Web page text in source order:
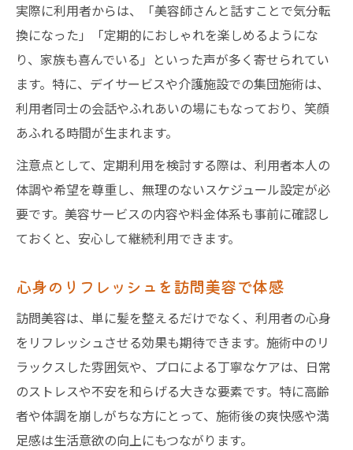
実際に利用者からは、「美容師さんと話すことで気分転
換になった」「定期的におしゃれを楽しめるようにな
り、家族も喜んでいる」といった声が多く寄せられてい
ます。特に、デイサービスや介護施設での集団施術は、
利用者同士の会話やふれあいの場にもなっており、笑顔
あふれる時間が生まれます。
注意点として、定期利用を検討する際は、利用者本人の
体調や希望を尊重し、無理のないスケジュール設定が必
要です。美容サービスの内容や料金体系も事前に確認し
ておくと、安心して継続利用できます。
心身のリフレッシュを訪問美容で体感
訪問美容は、単に髪を整えるだけでなく、利用者の心身
をリフレッシュさせる効果も期待できます。施術中のリ
ラックスした雰囲気や、プロによる丁寧なケアは、日常
のストレスや不安を和らげる大きな要素です。特に高齢
者や体調を崩しがちな方にとって、施術後の爽快感や満
足感は生活意欲の向上にもつながります。